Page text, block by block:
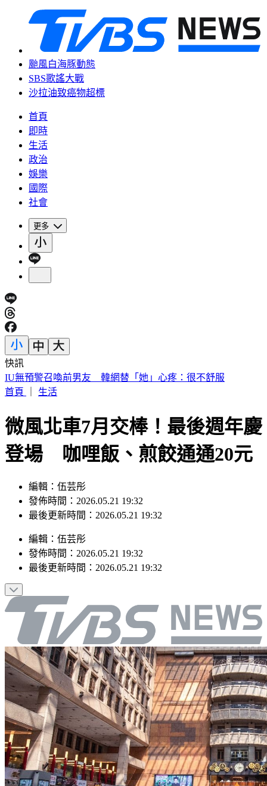
颱風白海豚動態
SBS歌謠大戰
沙拉油致癌物超標
首頁
即時
生活
政治
娛樂
國際
社會
更多
快訊
快訊／財神爺不在家 威力彩頭獎、二獎雙槓龜
首頁
生活
微風北車7月交棒！最後週年慶
登場 咖哩飯、煎餃通通20元
編輯：伍芸彤
發佈時間：2026.05.21 19:32
最後更新時間：2026.05.21 19:32
編輯 ： 伍芸彤
發佈時間： 2026.05.21 19:32
最後更新時間： 2026.05.21 19:32